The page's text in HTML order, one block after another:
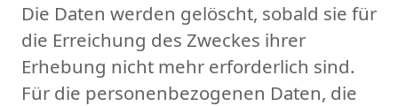
Die Daten werden gelöscht, sobald sie für
die Erreichung des Zweckes ihrer
Erhebung nicht mehr erforderlich sind.
Für die personenbezogenen Daten, die